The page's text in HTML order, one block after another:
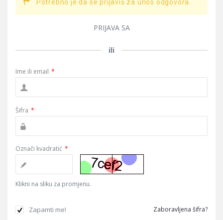
Potrebno je da se prijaviš za unos odgovora.
PRIJAVA SA
ili
Ime ili email *
Šifra *
Označi kvadratić *
Klikni na sliku za promjenu.
Zapamti me! Zaboravljena šifra?